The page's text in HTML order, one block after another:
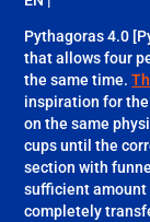
Pythagoras 4.0
that allows four
the same time.
inspiration for
on the same
cups until the
section with
sufficient
completely